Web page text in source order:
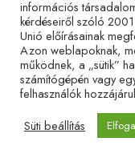
elfogadja a
Adatkezelési
kifejezetten
az Ön által
adatait kezelje,
szerződött
elfogadás a
információs
kérdéseiről szóló
Unió előírásainak
Azon weblapoknak,
működnek, a „sütik”
számítógépén vagy
felhasználók
Süti beállítás